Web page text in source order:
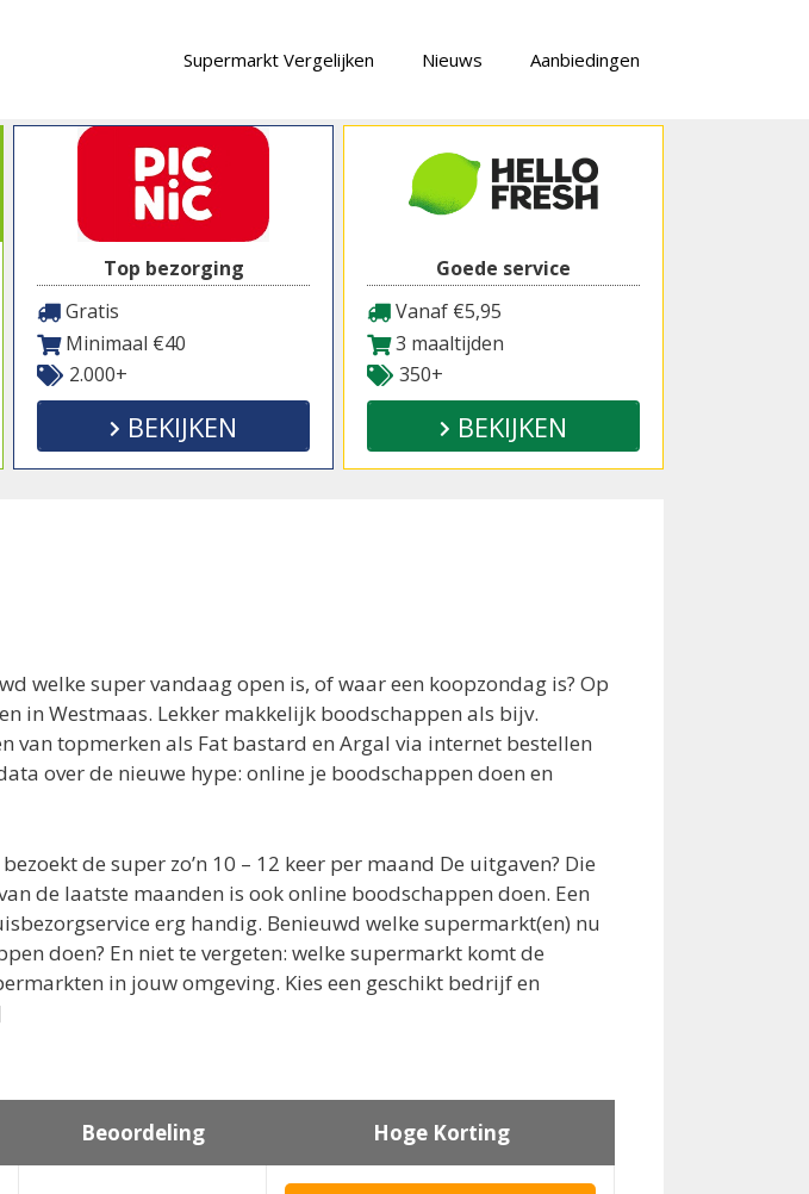
Supermarkt Vergelijken Nieuws Aanbiedingen
Top bezorging
Gratis
Minimaal €40
2.000+
BEKIJKEN
Goede service
Vanaf €5,95
3 maaltijden
350+
BEKIJKEN
welke super vandaag open is, of waar een koopzondag is? Op
in Westmaas. Lekker makkelijk boodschappen als bijv.
van topmerken als Fat bastard en Argal via internet bestellen
over de nieuwe hype: online je boodschappen doen en
de super zo’n 10 – 12 keer per maand De uitgaven? Die
de laatste maanden is ook online boodschappen doen. Een
erg handig. Benieuwd welke supermarkt(en) nu
doen? En niet te vergeten: welke supermarkt komt de
in jouw omgeving. Kies een geschikt bedrijf en
Beoordeling Hoge Korting